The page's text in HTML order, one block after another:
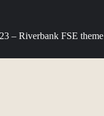
– Riverbank FSE theme